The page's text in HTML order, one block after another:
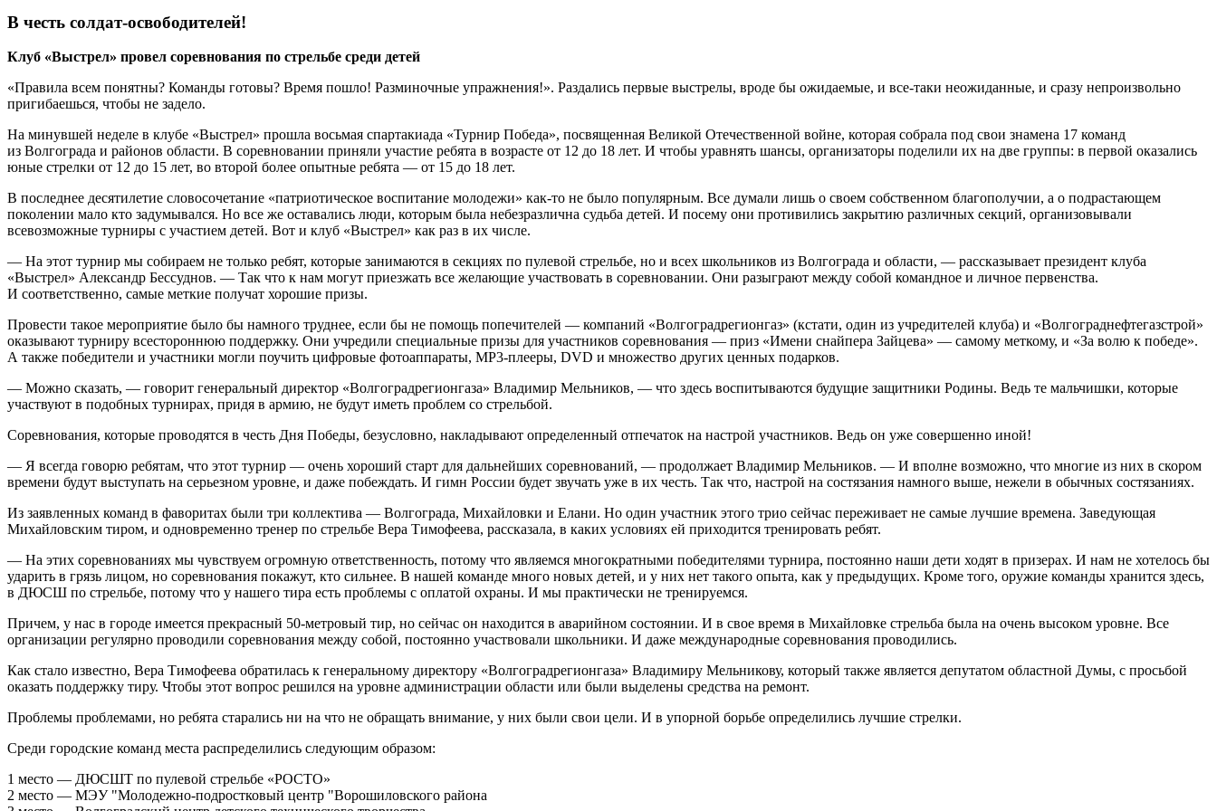
В честь солдат-освободителей!
Клуб «Выстрел» провел соревнования по стрельбе среди детей
«Правила всем понятны? Команды готовы? Время пошло! Разминочные упражнения!». Раздались первые выстрелы, вроде бы ожидаемые, и все-таки неожиданные, и сразу непроизвольно
пригибаешься, чтобы не задело.
На минувшей неделе в клубе «Выстрел» прошла восьмая спартакиада «Турнир Победа», посвященная Великой Отечественной войне, которая собрала под свои знамена 17 команд
из Волгограда и районов области. В соревновании приняли участие ребята в возрасте от 12 до 18 лет. И чтобы уравнять шансы, организаторы поделили их на две группы: в первой оказались
юные стрелки от 12 до 15 лет, во второй более опытные ребята — от 15 до 18 лет.
В последнее десятилетие словосочетание «патриотическое воспитание молодежи» как-то не было популярным. Все думали лишь о своем собственном благополучии, а о подрастающем
поколении мало кто задумывался. Но все же оставались люди, которым была небезразлична судьба детей. И посему они противились закрытию различных секций, организовывали
всевозможные турниры с участием детей. Вот и клуб «Выстрел» как раз в их числе.
— На этот турнир мы собираем не только ребят, которые занимаются в секциях по пулевой стрельбе, но и всех школьников из Волгограда и области, — рассказывает президент клуба
«Выстрел» Александр Бессуднов. — Так что к нам могут приезжать все желающие участвовать в соревновании. Они разыграют между собой командное и личное первенства.
И соответственно, самые меткие получат хорошие призы.
Провести такое мероприятие было бы намного труднее, если бы не помощь попечителей — компаний «Волгоградрегионгаз» (кстати, один из учредителей клуба) и «Волгограднефтегазстрой»
оказывают турниру всестороннюю поддержку. Они учредили специальные призы для участников соревнования — приз «Имени снайпера Зайцева» — самому меткому, и «За волю к победе».
А также победители и участники могли поучить цифровые фотоаппараты, MP3-плееры, DVD и множество других ценных подарков.
— Можно сказать, — говорит генеральный директор «Волгоградрегионгаза» Владимир Мельников, — что здесь воспитываются будущие защитники Родины. Ведь те мальчишки, которые
участвуют в подобных турнирах, придя в армию, не будут иметь проблем со стрельбой.
Соревнования, которые проводятся в честь Дня Победы, безусловно, накладывают определенный отпечаток на настрой участников. Ведь он уже совершенно иной!
— Я всегда говорю ребятам, что этот турнир — очень хороший старт для дальнейших соревнований, — продолжает Владимир Мельников. — И вполне возможно, что многие из них в скором
времени будут выступать на серьезном уровне, и даже побеждать. И гимн России будет звучать уже в их честь. Так что, настрой на состязания намного выше, нежели в обычных состязаниях.
Из заявленных команд в фаворитах были три коллектива — Волгограда, Михайловки и Елани. Но один участник этого трио сейчас переживает не самые лучшие времена. Заведующая
Михайловским тиром, и одновременно тренер по стрельбе Вера Тимофеева, рассказала, в каких условиях ей приходится тренировать ребят.
— На этих соревнованиях мы чувствуем огромную ответственность, потому что являемся многократными победителями турнира, постоянно наши дети ходят в призерах. И нам не хотелось бы
ударить в грязь лицом, но соревнования покажут, кто сильнее. В нашей команде много новых детей, и у них нет такого опыта, как у предыдущих. Кроме того, оружие команды хранится здесь,
в ДЮСШ по стрельбе, потому что у нашего тира есть проблемы с оплатой охраны. И мы практически не тренируемся.
Причем, у нас в городе имеется прекрасный 50-метровый тир, но сейчас он находится в аварийном состоянии. И в свое время в Михайловке стрельба была на очень высоком уровне. Все
организации регулярно проводили соревнования между собой, постоянно участвовали школьники. И даже международные соревнования проводились.
Как стало известно, Вера Тимофеева обратилась к генеральному директору «Волгоградрегионгаза» Владимиру Мельникову, который также является депутатом областной Думы, с просьбой
оказать поддержку тиру. Чтобы этот вопрос решился на уровне администрации области или были выделены средства на ремонт.
Проблемы проблемами, но ребята старались ни на что не обращать внимание, у них были свои цели. И в упорной борьбе определились лучшие стрелки.
Среди городские команд места распределились следующим образом:
1 место — ДЮСШТ по пулевой стрельбе «РОСТО»
2 место — МЭУ "Молодежно-подростковый центр "Ворошиловского района